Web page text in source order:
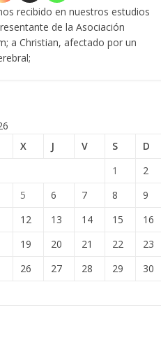
recibido en nuestros estudios
de la Asociación
a Christian, afectado por un
X J V S
D
1
2
5 6 7 8
9
12 13 14 15
16
19 20 21 22
23
26 27 28 29
30